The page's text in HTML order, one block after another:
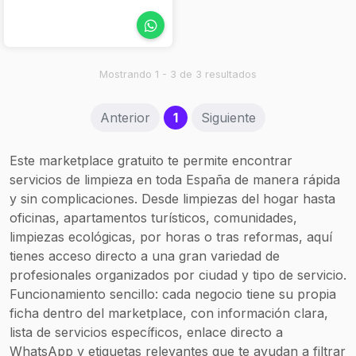
comunidades, oficinas y
cabo limpiezas post‑obra
necesidades del cliente y
ofreciendo honorarios
por hora o por servicio
completo.
semanales o mensuales.
de Alicante y Playa de
requerimientos según el
incluye una primera
valoración y
presupuesto sin
compromiso, seguido
por una planificación
personalizada según el
tipo de espacio, la
periodicidad y la
magnitud del servicio.
Mostrando 1 - 3 de 3 resultados
Anterior 1(current)
Siguiente
Este marketplace gratuito te permite encontrar
servicios de limpieza en toda España de manera rápida
y sin complicaciones. Desde limpiezas del hogar hasta
oficinas, apartamentos turísticos, comunidades,
limpiezas ecológicas, por horas o tras reformas, aquí
tienes acceso directo a una gran variedad de
profesionales organizados por ciudad y tipo de servicio.
Funcionamiento sencillo: cada negocio tiene su propia
ficha dentro del marketplace, con información clara,
lista de servicios específicos, enlace directo a
WhatsApp y etiquetas relevantes que te ayudan a filtrar